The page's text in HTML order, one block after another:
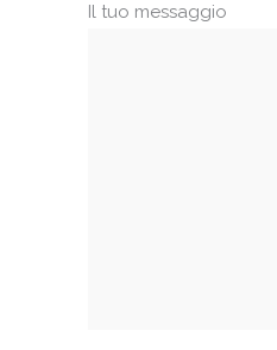
Il tuo messaggio